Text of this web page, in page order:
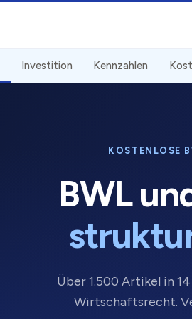
Investition Kennzahlen
KOSTENLOSE
BWL
Über 1.500 Artikel in
Wirtschaftsrecht.